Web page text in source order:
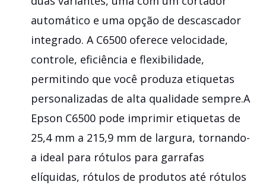
automático e uma opção de descascador
integrado. A C6500 oferece velocidade,
controle, eficiência e flexibilidade,
permitindo que você produza etiquetas
personalizadas de alta qualidade sempre.A
Epson C6500 pode imprimir etiquetas de
25,4 mm a 215,9 mm de largura, tornando-
a ideal para rótulos para garrafas
elíquidas, rótulos de produtos até rótulos